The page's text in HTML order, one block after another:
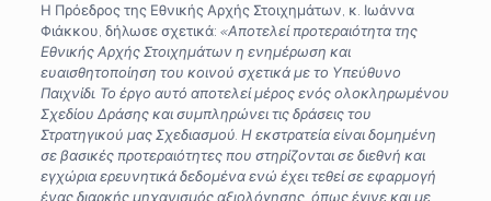
Η Πρόεδρος της Εθνικής Αρχής Στοιχημάτων, κ. Ιωάννα
Φιάκκου, δήλωσε σχετικά: «Αποτελεί προτεραιότητα της
Εθνικής Αρχής Στοιχημάτων η ενημέρωση και
ευαισθητοποίηση του κοινού σχετικά με το Υπεύθυνο
Παιχνίδι. Το έργο αυτό αποτελεί μέρος ενός ολοκληρωμένου
Σχεδίου Δράσης και συμπληρώνει τις δράσεις του
Στρατηγικού μας Σχεδιασμού. Η εκστρατεία είναι δομημένη
σε βασικές προτεραιότητες που στηρίζονται σε διεθνή και
εγχώρια ερευνητικά δεδομένα ενώ έχει τεθεί σε εφαρμογή
ένας διαρκής μηχανισμός αξιολόγησης, όπως έγινε και με